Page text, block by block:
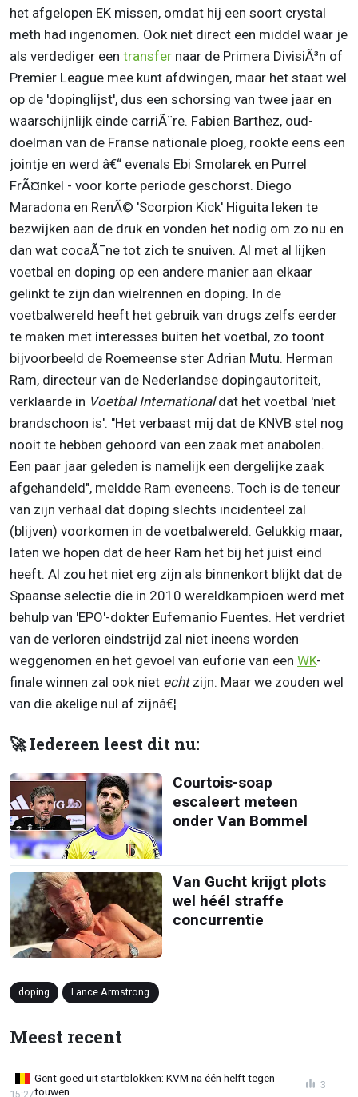
het afgelopen EK missen, omdat hij een soort crystal
meth had ingenomen. Ook niet direct een middel waar je
als verdediger een transfer naar de Primera DivisiÃ³n of
Premier League mee kunt afdwingen, maar het staat wel
op de 'dopinglijst', dus een schorsing van twee jaar en
waarschijnlijk einde carriÃ¨re. Fabien Barthez, oud-
doelman van de Franse nationale ploeg, rookte eens een
jointje en werd â€“ evenals Ebi Smolarek en Purrel
FrÃ¤nkel - voor korte periode geschorst. Diego
Maradona en RenÃ© 'Scorpion Kick' Higuita leken te
bezwijken aan de druk en vonden het nodig om zo nu en
dan wat cocaÃ¯ne tot zich te snuiven. Al met al lijken
voetbal en doping op een andere manier aan elkaar
gelinkt te zijn dan wielrennen en doping. In de
voetbalwereld heeft het gebruik van drugs zelfs eerder
te maken met interesses buiten het voetbal, zo toont
bijvoorbeeld de Roemeense ster Adrian Mutu. Herman
Ram, directeur van de Nederlandse dopingautoriteit,
verklaarde in Voetbal Internationaldat het voetbal 'niet
brandschoon is'. "Het verbaast mij dat de KNVB stel nog
nooit te hebben gehoord van een zaak met anabolen.
Een paar jaar geleden is namelijk een dergelijke zaak
afgehandeld", meldde Ram eveneens. Toch is de teneur
van zijn verhaal dat doping slechts incidenteel zal
(blijven) voorkomen in de voetbalwereld. Gelukkig maar,
laten we hopen dat de heer Ram het bij het juist eind
heeft. Al zou het niet erg zijn als binnenkort blijkt dat de
Spaanse selectie die in 2010 wereldkampioen werd met
behulp van 'EPO'-dokter Eufemanio Fuentes. Het verdriet
van de verloren eindstrijd zal niet ineens worden
weggenomen en het gevoel van euforie van een WK-
finale winnen zal ook niet echtzijn. Maar we zouden wel
van die akelige nul af zijnâ€¦
🚀 Iedereen leest dit nu:
Courtois-soap
escaleert meteen
onder Van Bommel
Van Gucht krijgt plots
wel héél straffe
concurrentie
doping Lance Armstrong
Meest recent
Gent goed uit startblokken: KVM na één helft tegen
touwen
15:27
3